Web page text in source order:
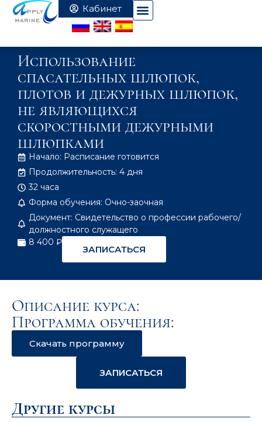
Использование
спасательных шлюпок,
плотов и дежурных шлюпок,
не являющихся
скоростными дежурными
шлюпками
Начало: Расписание готовится
Продолжительность: 4 дня
32 часа
Форма обучения: Очно-заочная
Документ: Свидетельство о профессии рабочего/
должностного служащего
8 400 ₽
ЗАПИСАТЬСЯ
Описание курса:
Программа обучения:
Скачать программу
ЗАПИСАТЬСЯ
Другие курсы